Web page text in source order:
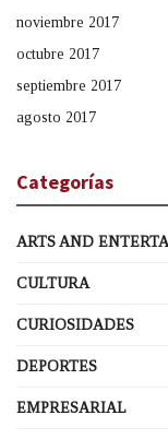
noviembre 2017
octubre 2017
septiembre 2017
agosto 2017
Categorías
ARTS AND
CULTURA
CURIOSIDADES
DEPORTES
EMPRESARIAL